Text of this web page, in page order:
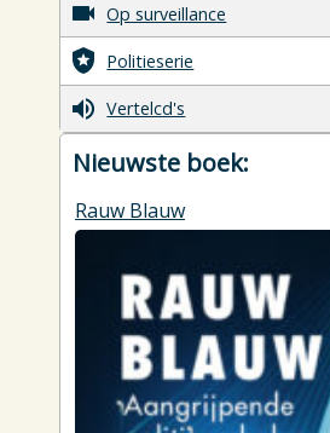
Op surveillance
Politieserie
Vertelcd's
Nieuwste boek:
Rauw Blauw